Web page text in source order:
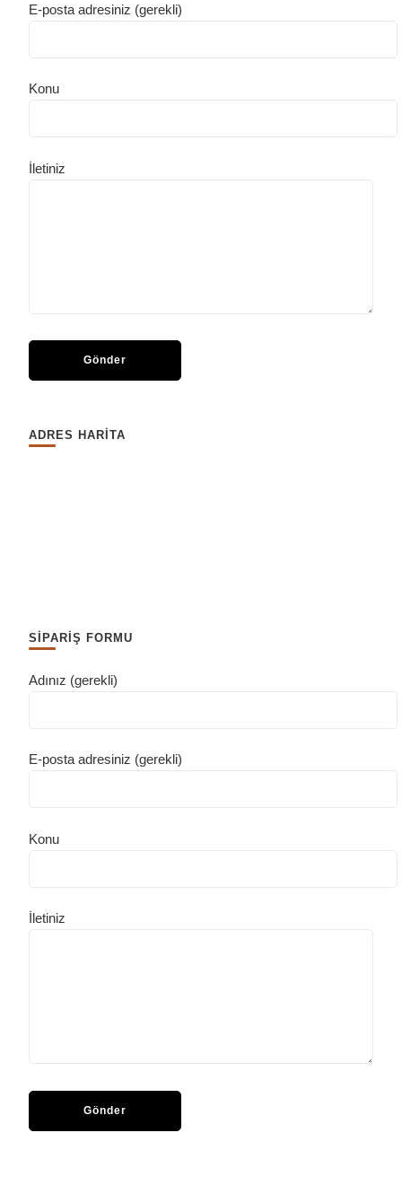
E-posta adresiniz (gerekli)
Konu
İletiniz
ADRES HARİTA
SİPARİŞ FORMU
Adınız (gerekli)
E-posta adresiniz (gerekli)
Konu
İletiniz